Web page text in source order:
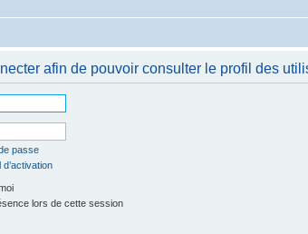
afin de pouvoir consulter le profil des
passe
lors de cette session